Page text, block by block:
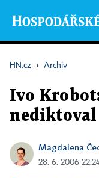
HN.cz › Archiv
Ivo
nediktoval
Magdalena
28. 6. 2006